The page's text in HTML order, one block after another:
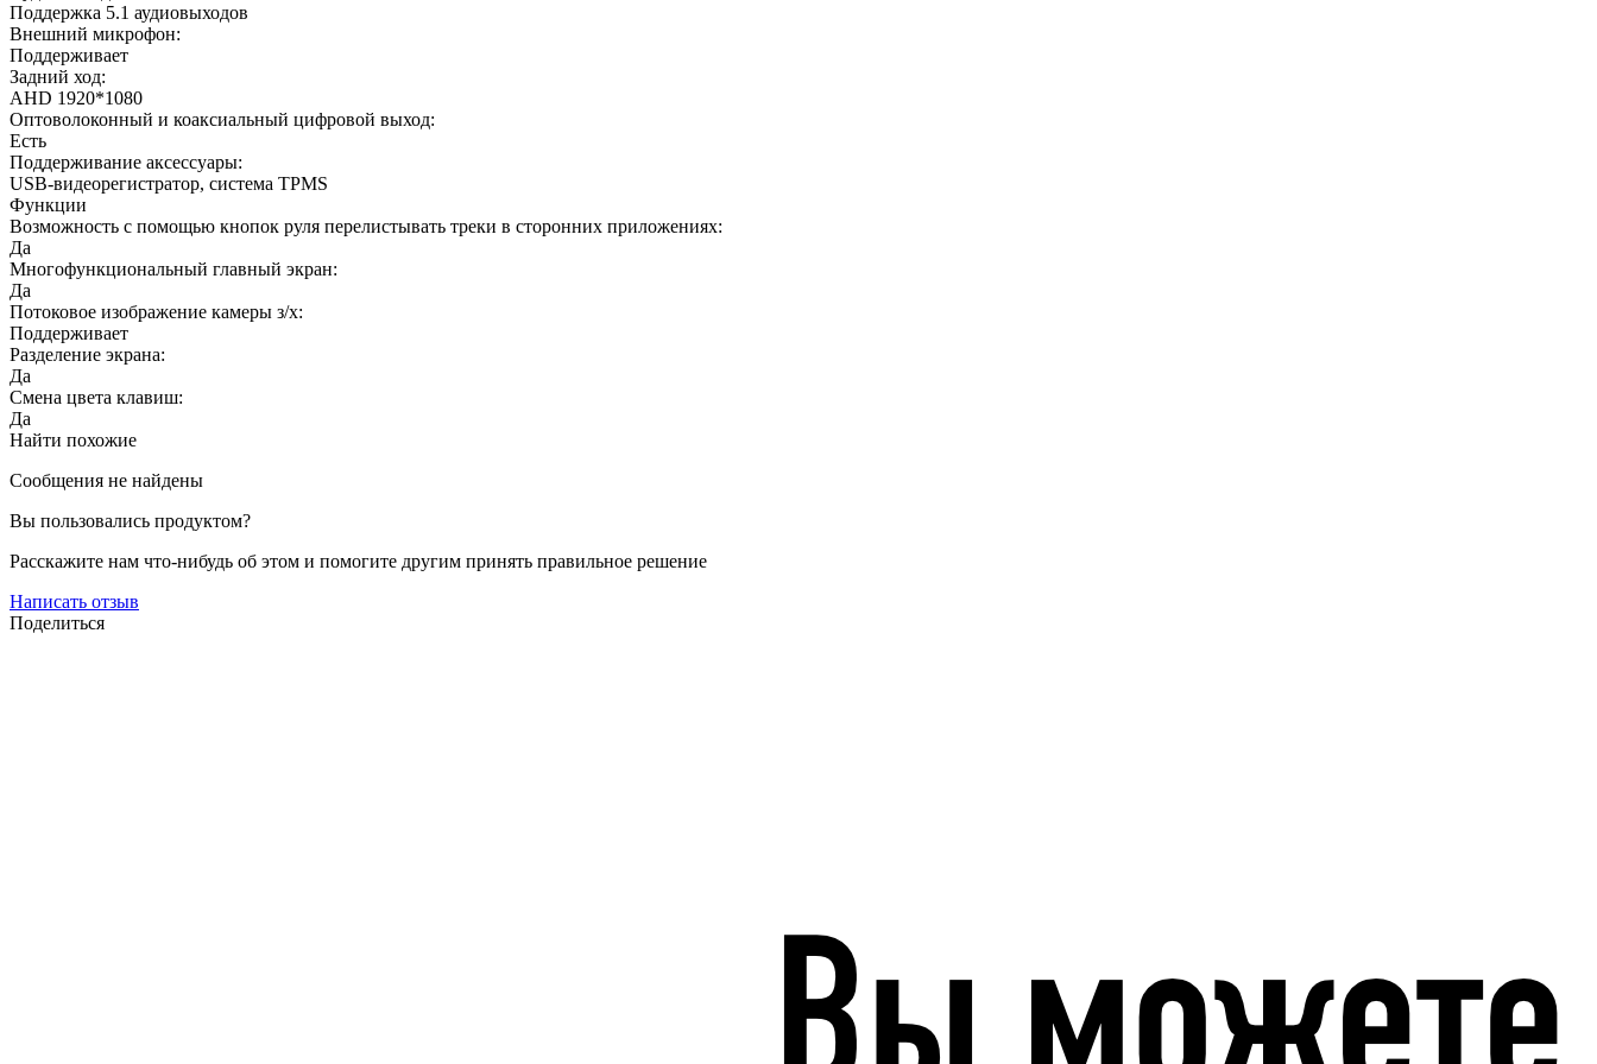
Поддержка 5.1 аудиовыходов
Внешний микрофон:
Поддерживает
Задний ход:
AHD 1920*1080
Оптоволоконный и коаксиальный цифровой выход:
Есть
Поддерживание аксессуары:
USB-видеорегистратор, система TPMS
Функции
Возможность с помощью кнопок руля перелистывать треки в сторонних приложениях:
Да
Многофункциональный главный экран:
Да
Потоковое изображение камеры з/х:
Поддерживает
Разделение экрана:
Да
Смена цвета клавиш:
Да
Найти похожие
Сообщения не найдены
Вы пользовались продуктом?
Расскажите нам что-нибудь об этом и помогите другим принять правильное решение
Написать отзыв
Поделиться